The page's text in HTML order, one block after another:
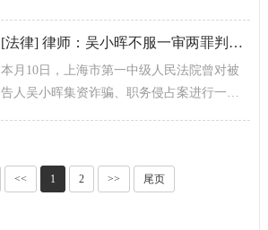
应查尽查，应扣尽扣。
[法律] 律师：吴小晖不服一审两罪判决 已经提起无罪上诉
本月10日，上海市第一中级人民法院曾对被
告人吴小晖集资诈骗、职务侵占案进行一审
<< 1 2 >> 尾页